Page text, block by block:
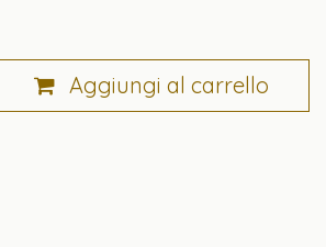
Aggiungi al carrello